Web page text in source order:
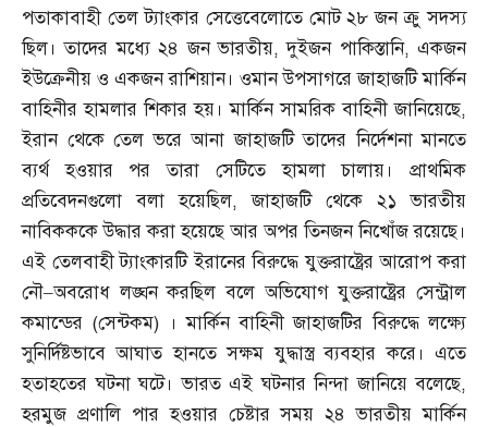
পতাকাবাহী তেল ট্যাংকার সেত্তেবেলোতে মোট ২৮ জন ক্রু সদস্য
ছিল। তাদের মধ্যে ২৪ জন ভারতীয়,দুইজন পাকিস্তানি, একজন
ইউক্রেনীয় ও একজন রাশিয়ান। ওমান উপসাগরে জাহাজটি মার্কিন
বাহিনীর হামলার শিকার হয়। মার্কিন সামরিক বাহিনী জানিয়েছে,
ইরান থেকে তেল ভরে আনা জাহাজটি তাদের নির্দেশনা মানতে
ব্যর্থ হওয়ার পর তারা সেটিতে হামলা চালায়। প্রাথমিক
প্রতিবেদনগুলো বলা হয়েছিল,জাহাজটি থেকে ২১ ভারতীয়
নাবিকককে উদ্ধার করা হয়েছে আর অপর তিনজন নিখোঁজ রয়েছে।
এই তেলবাহী ট্যাংকারটি ইরানের বিরুদ্ধে যুক্তরাষ্ট্রের আরোপ করা
নৌ–অবরোধ লঙ্ঘন করছিল বলে অভিযোগ যুক্তরাষ্ট্রের সেন্ট্রাল
কমান্ডের (সেন্টকম)
। মার্কিন বাহিনী জাহাজটির বিরুদ্ধে লক্ষ্যে
সুনির্দিষ্টভাবে আঘাত হানতে সক্ষম যুদ্ধাস্ত্র ব্যবহার করে। এতে
হতাহতের ঘটনা ঘটে। ভারত এই ঘটনার নিন্দা জানিয়ে বলেছে,
হরমুজ প্রণালি পার হওয়ার চেষ্টার সময় ২৪ ভারতীয় মার্কিন